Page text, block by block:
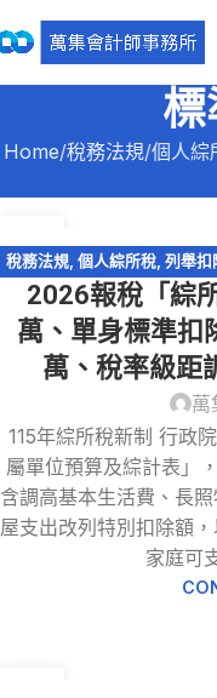
Home 稅務法規 個人綜
12 月
稅務法規, 個人綜所稅, 列舉扣
費特別扣除額,標準扣除額,綜
別扣除額,
2026報稅「綜
萬、單身標準扣
萬、稅率級距
萬
115年綜所稅新制 行政
屬單位預算及綜計表」
含調高基本生活費、長
屋支出改列特別扣除額
家庭可